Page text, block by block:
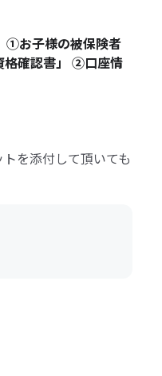
①お子様の被保険者
格確認書」 ②口座情
を添付して頂いても